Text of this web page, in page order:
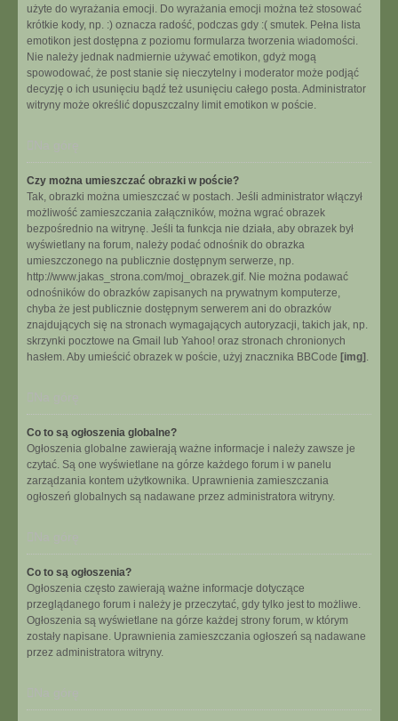
użyte do wyrażania emocji. Do wyrażania emocji można też stosować
krótkie kody, np. :) oznacza radość, podczas gdy :( smutek. Pełna lista
emotikon jest dostępna z poziomu formularza tworzenia wiadomości.
Nie należy jednak nadmiernie używać emotikon, gdyż mogą
spowodować, że post stanie się nieczytelny i moderator może podjąć
decyzję o ich usunięciu bądź też usunięciu całego posta. Administrator
witryny może określić dopuszczalny limit emotikon w poście.
Czy można umieszczać obrazki w poście?
Tak, obrazki można umieszczać w postach. Jeśli administrator włączył
możliwość zamieszczania załączników, można wgrać obrazek
bezpośrednio na witrynę. Jeśli ta funkcja nie działa, aby obrazek był
wyświetlany na forum, należy podać odnośnik do obrazka
umieszczonego na publicznie dostępnym serwerze, np.
http://www.jakas_strona.com/moj_obrazek.gif. Nie można podawać
odnośników do obrazków zapisanych na prywatnym komputerze,
chyba że jest publicznie dostępnym serwerem ani do obrazków
znajdujących się na stronach wymagających autoryzacji, takich jak, np.
skrzynki pocztowe na Gmail lub Yahoo! oraz stronach chronionych
hasłem. Aby umieścić obrazek w poście, użyj znacznika BBCode [img] .
Co to są ogłoszenia globalne?
Ogłoszenia globalne zawierają ważne informacje i należy zawsze je
czytać. Są one wyświetlane na górze każdego forum i w panelu
zarządzania kontem użytkownika. Uprawnienia zamieszczania
ogłoszeń globalnych są nadawane przez administratora witryny.
Co to są ogłoszenia?
Ogłoszenia często zawierają ważne informacje dotyczące
przeglądanego forum i należy je przeczytać, gdy tylko jest to możliwe.
Ogłoszenia są wyświetlane na górze każdej strony forum, w którym
zostały napisane. Uprawnienia zamieszczania ogłoszeń są nadawane
przez administratora witryny.